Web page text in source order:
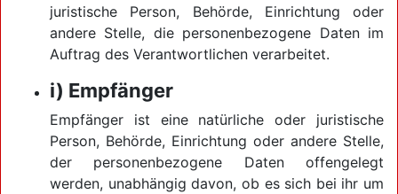
juristische Person, Behörde, Einrichtung oder
andere Stelle, die personenbezogene Daten im
Auftrag des Verantwortlichen verarbeitet.
i) Empfänger
Empfänger ist eine natürliche oder juristische
Person, Behörde, Einrichtung oder andere Stelle,
der personenbezogene Daten offengelegt
werden, unabhängig davon, ob es sich bei ihr um